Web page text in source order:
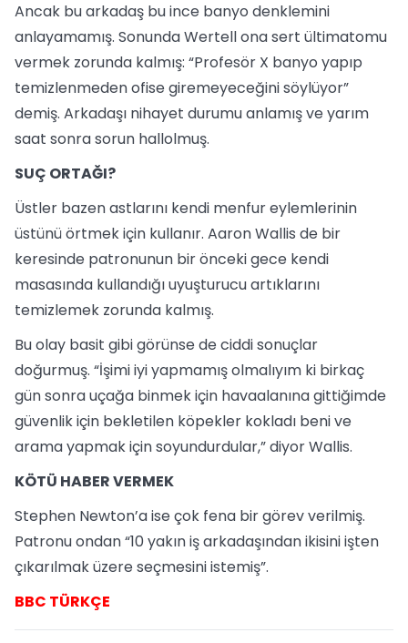
Ancak bu arkadaş bu ince banyo denklemini
anlayamamış. Sonunda Wertell ona sert ültimatomu
vermek zorunda kalmış: “Profesör X banyo yapıp
temizlenmeden ofise giremeyeceğini söylüyor”
demiş. Arkadaşı nihayet durumu anlamış ve yarım
saat sonra sorun hallolmuş.
SUÇ ORTAĞI?
Üstler bazen astlarını kendi menfur eylemlerinin
üstünü örtmek için kullanır. Aaron Wallis de bir
keresinde patronunun bir önceki gece kendi
masasında kullandığı uyuşturucu artıklarını
temizlemek zorunda kalmış.
Bu olay basit gibi görünse de ciddi sonuçlar
doğurmuş. “İşimi iyi yapmamış olmalıyım ki birkaç
gün sonra uçağa binmek için havaalanına gittiğimde
güvenlik için bekletilen köpekler kokladı beni ve
arama yapmak için soyundurdular,” diyor Wallis.
KÖTÜ HABER VERMEK
Stephen Newton’a ise çok fena bir görev verilmiş.
Patronu ondan “10 yakın iş arkadaşından ikisini işten
çıkarılmak üzere seçmesini istemiş”.
BBC TÜRKÇE